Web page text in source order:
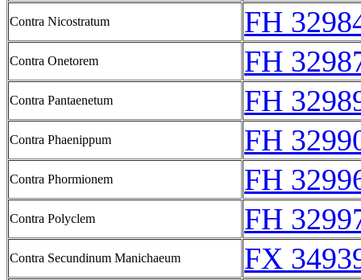
Contra Nicostratum FH
Contra Onetorem FH
Contra Pantaenetum FH
Contra Phaenippum FH
Contra Phormionem FH
Contra Polyclem FH
Contra Secundinum Manichaeum FX